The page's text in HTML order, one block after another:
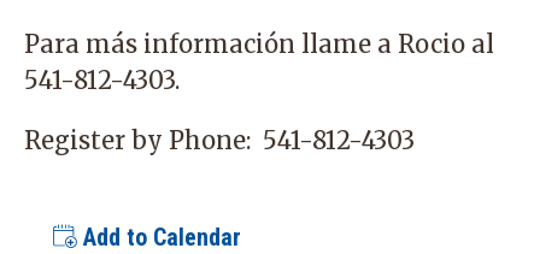
Para más información llame a Rocio al
541-812-4303.
Register by Phone: 541-812-4303
Add to Calendar